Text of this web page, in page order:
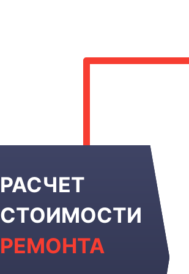
РАСЧЕТ
СТОИМОСТИ
РЕМОНТА